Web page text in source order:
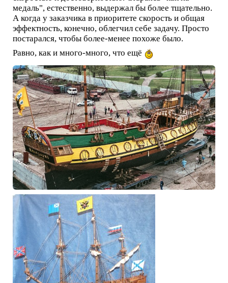
медаль", естественно, выдержал бы более тщательно.
А когда у заказчика в приоритете скорость и общая
эффектность, конечно, облегчил себе задачу. Просто
постарался, чтобы более-менее похоже было.
Равно, как и много-много, что ещё